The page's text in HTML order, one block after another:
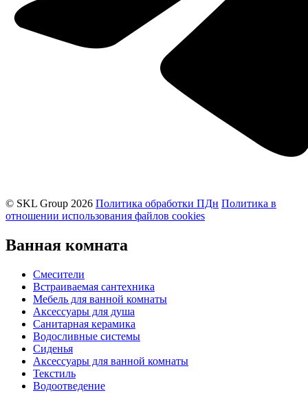
© SKL Group 2026 Политика обработки ПДн Политика в
отношении использования файлов cookies
Ванная комната
Смесители
Встраиваемая сантехника
Мебель для ванной комнаты
Аксессуары для душа
Санитарная керамика
Водосливные системы
Сиденья
Аксессуары для ванной комнаты
Текстиль
Водоотведение